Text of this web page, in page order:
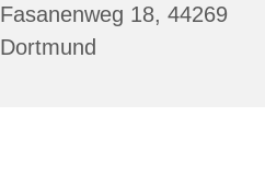
Fasanenweg 18, 44269
Dortmund